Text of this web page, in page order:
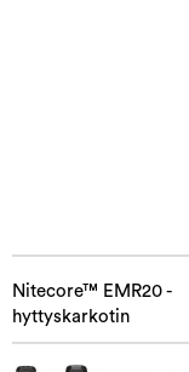
Nitecore™ EMR20 -
hyttyskarkotin